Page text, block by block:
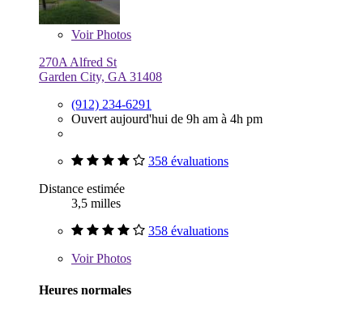
VoirPhotos
270A Alfred St
Garden City, GA 31408
(912) 234-6291
Ouvert aujourd'hui de 9h am à 4h pm
358 évaluations
Distance estimée
3,5 milles
358 évaluations
VoirPhotos
Heures normales